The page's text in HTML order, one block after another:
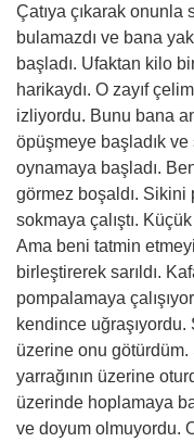
Çatıya çıkarak onunla
bulamazdı ve bana
başladı. Ufaktan kilo
harikaydı. O zayıf
izliyordu. Bunu bana
öpüşmeye başladık
oynamaya başladı.
görmez boşaldı. Sikini
sokmaya çalıştı.
Ama beni tatmin
birleştirerek sarıldı.
pompalamaya
kendince uğraşıyordu.
üzerine onu götürdüm.
yarrağının üzerine
üzerinde hoplamaya
ve doyum olmuyordu.